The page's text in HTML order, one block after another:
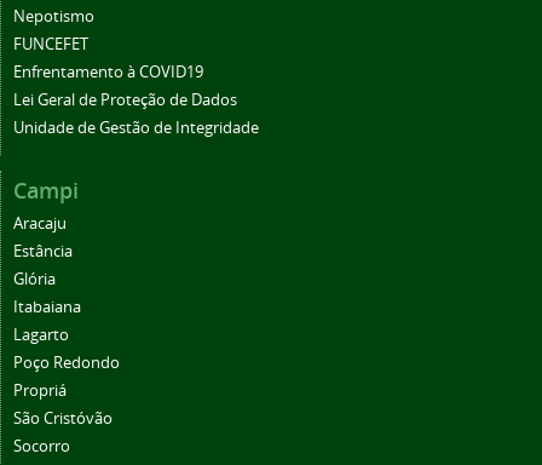
Nepotismo
FUNCEFET
Enfrentamento à COVID19
Lei Geral de Proteção de Dados
Unidade de Gestão de Integridade
Campi
Aracaju
Estância
Glória
Itabaiana
Lagarto
Poço Redondo
Propriá
São Cristóvão
Socorro